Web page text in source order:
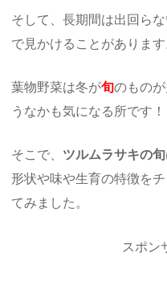
そして、長期間は出回ら
で見かけることがあります
葉物野菜は冬が旬のもの
うなかも気になる所です！
そこで、 ツルムラサキの
形状や味や生育の特徴を
てみました。
スポン